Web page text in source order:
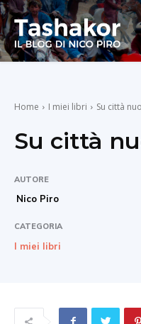
Home I miei libri Su città
Su città
AUTORE
Nico Piro
CATEGORIA
I miei libri